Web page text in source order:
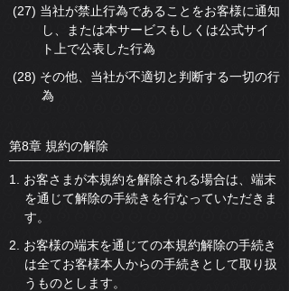
(27) 当社が禁止行為であることをお客様に通知
し、または本サービスもしくは公式サイ
ト上で公表した行為
(28) その他、当社が不適切と判断する一切の行
為
第8章 規約の解除
1. お客さまが本規約を解除される場合は、端末
を通じて解除の手続きを行なっていただきま
す。
2. お客様の端末を通じての本規約解除の手続き
は全てお客様本人からの手続きとして取り扱
うものとします。